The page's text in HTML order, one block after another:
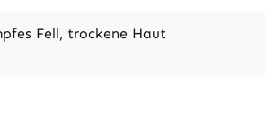
Fell, trockene Haut